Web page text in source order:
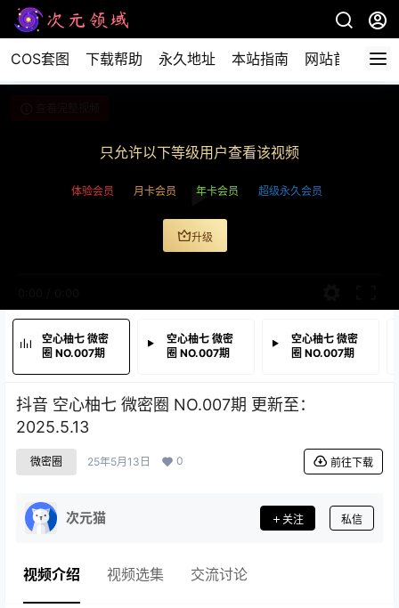
COS套图 下载帮助 永久地址 本站指南 网站首页
只允许以下等级用户查看该视频
体验会员 月卡会员 年卡会员 超级永久会员
升级
空心柚七 微密
圈 NO.007期
空心柚七 微密
圈 NO.007期
空心柚七 微密
圈 NO.007期
抖音 空心柚七 微密圈 NO.007期 更新至：
2025.5.13
微密圈 25年5月13日 0 前往下载
次元猫 关注 私信
视频介绍 视频选集 交流讨论